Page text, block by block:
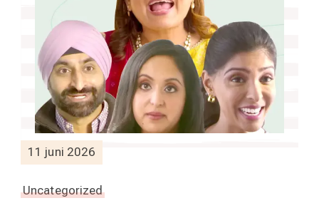
11 juni 2026
Uncategorized